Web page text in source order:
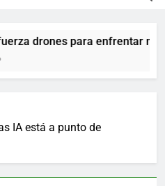
drones para enfrentar
IA está a punto de